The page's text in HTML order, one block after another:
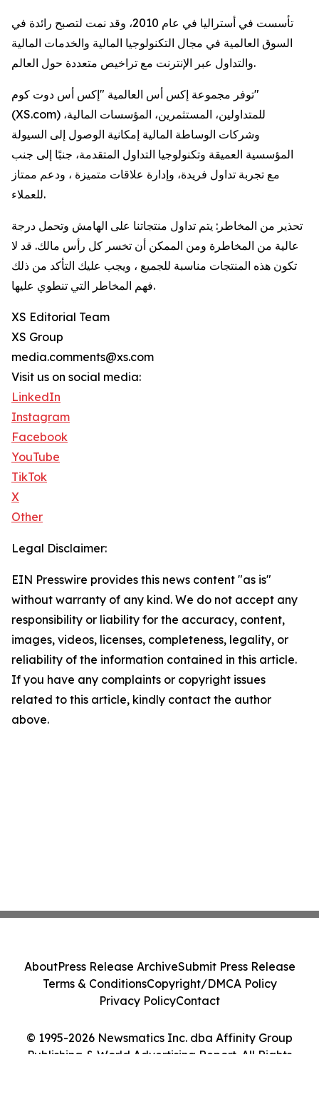
تأسست في أستراليا في عام 2010، وقد نمت لتصبح رائدة في
السوق العالمية في مجال التكنولوجيا المالية والخدمات المالية
والتداول عبر الإنترنت مع تراخيص متعددة حول العالم.
توفر مجموعة إكس أس العالمية "إكس أس دوت كوم"
(XS.com) للمتداولين، المستثمرين، المؤسسات المالية،
وشركات الوساطة المالية إمكانية الوصول إلى السيولة
المؤسسية العميقة وتكنولوجيا التداول المتقدمة، جنبًا إلى جنب
مع تجربة تداول فريدة، وإدارة علاقات متميزة ، ودعم ممتاز
للعملاء.
تحذير من المخاطر: يتم تداول منتجاتنا على الهامش وتحمل درجة
عالية من المخاطرة ومن الممكن أن تخسر كل رأس مالك. قد لا
تكون هذه المنتجات مناسبة للجميع ، ويجب عليك التأكد من ذلك
فهم المخاطر التي تنطوي عليها.
XS Editorial Team
XS Group
media.comments@xs.com
Visit us on social media:
LinkedIn
Instagram
Facebook
YouTube
TikTok
X
Other
Legal Disclaimer:
EIN Presswire provides this news content "as is"
without warranty of any kind. We do not accept any
responsibility or liability for the accuracy, content,
images, videos, licenses, completeness, legality, or
reliability of the information contained in this article.
If you have any complaints or copyright issues
related to this article, kindly contact the author
above.
© 1995-2026 Newsmatics Inc. dba Affinity Group
Publishing & World Advertising Report. All Rights
AboutPress Release ArchiveSubmit Press Release
Terms & ConditionsCopyright/DMCA Policy
Privacy PolicyContact